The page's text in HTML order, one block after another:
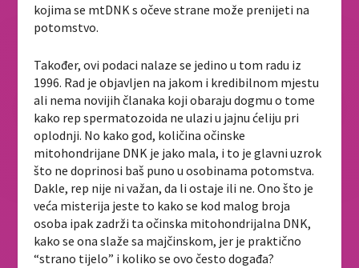
kojima se mtDNK s očeve strane može prenijeti na
potomstvo.
Također, ovi podaci nalaze se jedino u tom radu iz
1996. Rad je objavljen na jakom i kredibilnom mjestu
ali nema novijih članaka koji obaraju dogmu o tome
kako rep spermatozoida ne ulazi u jajnu ćeliju pri
oplodnji. No kako god, količina očinske
mitohondrijane DNK je jako mala, i to je glavni uzrok
što ne doprinosi baš puno u osobinama potomstva.
Dakle, rep nije ni važan, da li ostaje ili ne. Ono što je
veća misterija jeste to kako se kod malog broja
osoba ipak zadrži ta očinska mitohondrijalna DNK,
kako se ona slaže sa majčinskom, jer je praktično
“strano tijelo” i koliko se ovo često događa?